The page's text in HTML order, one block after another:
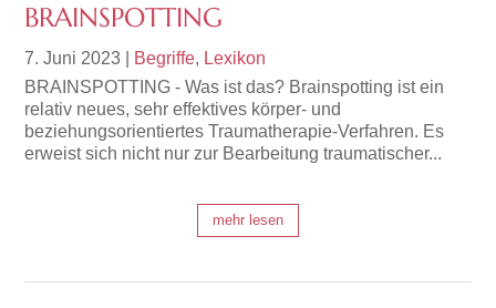
BRAINSPOTTING
7. Juni 2023 Begriffe, Lexikon
BRAINSPOTTING - Was ist das? Brainspotting ist ein
relativ neues, sehr effektives körper- und
beziehungsorientiertes Traumatherapie-Verfahren. Es
erweist sich nicht nur zur Bearbeitung traumatischer...
mehr lesen